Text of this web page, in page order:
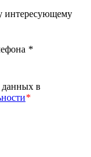
интересующему
*
данных в
*